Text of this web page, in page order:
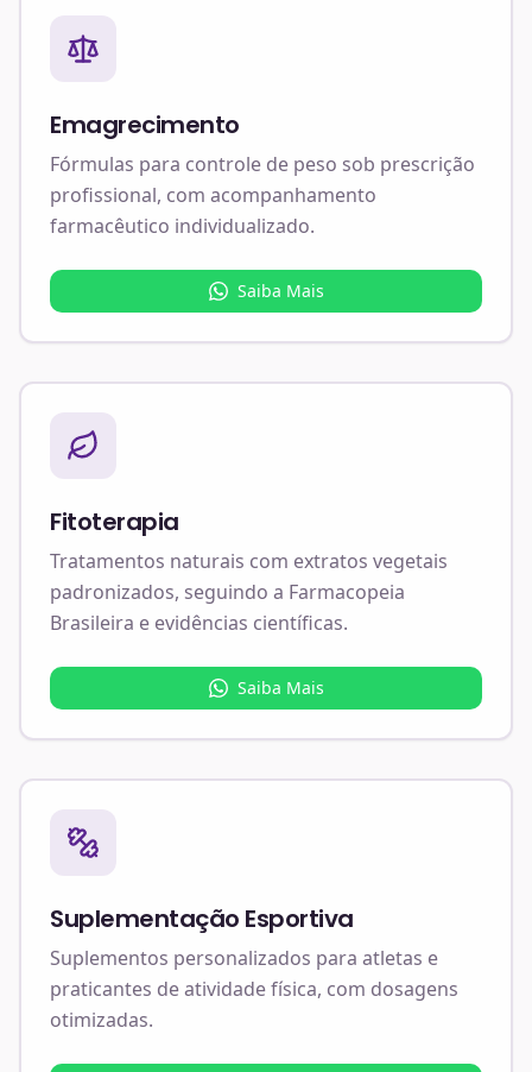
Emagrecimento
Fórmulas para controle de peso sob prescrição
profissional, com acompanhamento
farmacêutico individualizado.
Saiba Mais
Fitoterapia
Tratamentos naturais com extratos vegetais
padronizados, seguindo a Farmacopeia
Brasileira e evidências científicas.
Saiba Mais
Suplementação Esportiva
Suplementos personalizados para atletas e
praticantes de atividade física, com dosagens
otimizadas.